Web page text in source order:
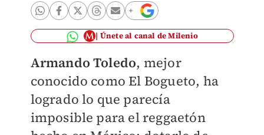
Únete al canal de Milenio
Armando Toledo, mejor
conocido como El Bogueto, ha
logrado lo que parecía
imposible para el reggaetón